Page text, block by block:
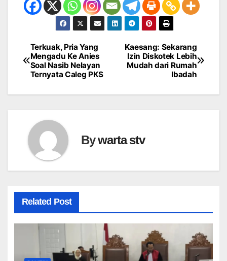
Navigasi
pos
Kaesang: Sekarang
Izin Diskotek Lebih
Mudah dari Rumah
Ibadah
Terkuak, Pria Yang
Mengadu Ke Anies
Soal Nasib Nelayan
Ternyata Caleg PKS
Bywarta stv
Related Post